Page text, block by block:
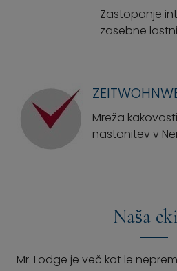
Zastopanje
zasebne
Mreža
nastanitev v
Naša
Mr. Lodge je več kot le